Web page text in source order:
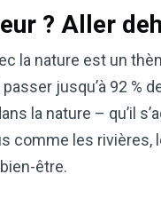
? Aller
la nature est un
jusqu’à 92 %
la nature – qu’il
comme les
être.